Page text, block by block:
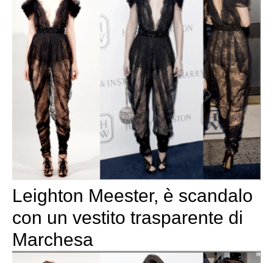
Leighton Meester, è scandalo
con un vestito trasparente di
Marchesa